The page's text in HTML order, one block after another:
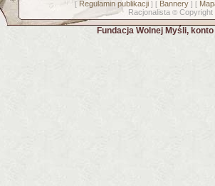
[ Regulamin publikacji] [ Bannery] [
Racjonalista © Copyright
Fundacja Wolnej Myśli,